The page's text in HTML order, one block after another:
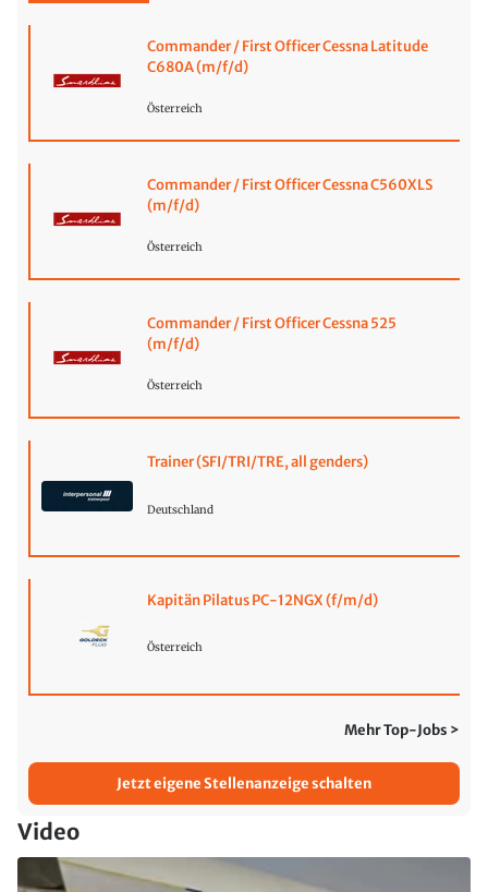
Commander / First Officer Cessna Latitude
C680A (m/f/d)
Österreich
Commander / First Officer Cessna C560XLS
(m/f/d)
Österreich
Commander / First Officer Cessna 525
(m/f/d)
Österreich
Trainer (SFI/TRI/TRE, all genders)
Deutschland
Kapitän Pilatus PC-12NGX (f/m/d)
Österreich
Mehr Top-Jobs >
Jetzt eigene Stellenanzeige schalten
Video